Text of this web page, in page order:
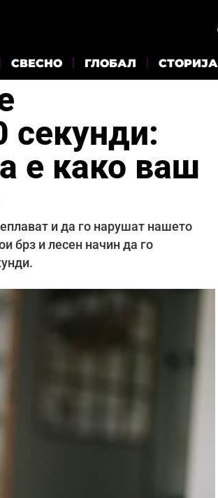
СВЕСНО ГЛОБАЛ СТОРИЈА
секунди:
е како ваш
и да го нарушат нашето
брз и лесен начин да го